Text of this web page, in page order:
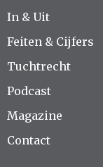
In & Uit
Feiten & Cijfers
Tuchtrecht
Podcast
Magazine
Contact